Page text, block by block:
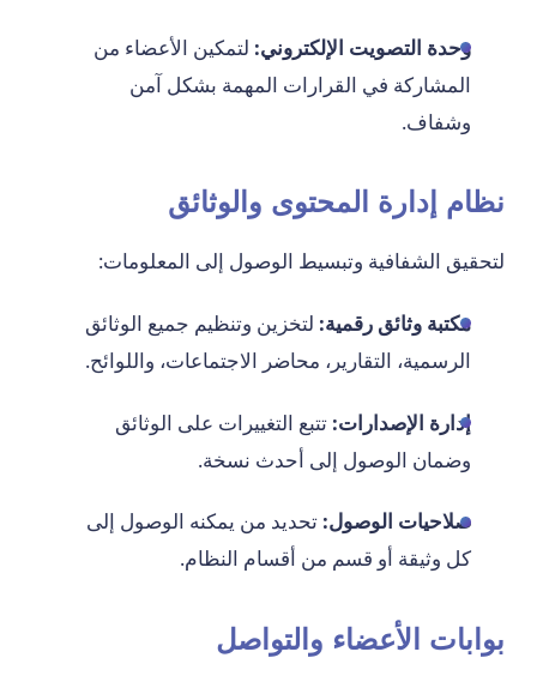
وحدة التصويت الإلكتروني: لتمكين الأعضاء من
المشاركة في القرارات المهمة بشكل آمن
وشفاف.
نظام إدارة المحتوى والوثائق
لتحقيق الشفافية وتبسيط الوصول إلى المعلومات:
مكتبة وثائق رقمية: لتخزين وتنظيم جميع الوثائق
الرسمية، التقارير، محاضر الاجتماعات، واللوائح.
إدارة الإصدارات: تتبع التغييرات على الوثائق
وضمان الوصول إلى أحدث نسخة.
صلاحيات الوصول: تحديد من يمكنه الوصول إلى
كل وثيقة أو قسم من أقسام النظام.
بوابات الأعضاء والتواصل